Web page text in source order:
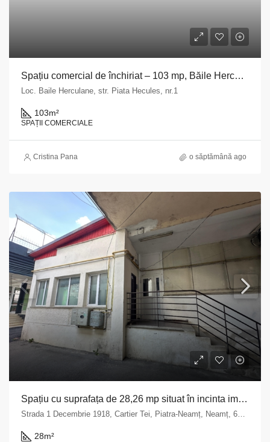
Spațiu comercial de închiriat – 103 mp, Băile Herculane
Loc. Baile Herculane, str. Piata Hecules, nr.1
103m²
SPAȚII COMERCIALE
Cristina Pana o săptămână ago
Spațiu cu suprafața de 28,26 mp situat în incinta imobilului din Municipiul Piatra Neamț, str. 1 Decembrie 1918 nr.9, bloc A14, parter județul Neamț
28m²